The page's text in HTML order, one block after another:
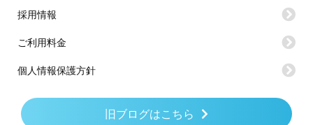
採用情報
ご利用料金
個人情報保護方針
旧ブログはこちら